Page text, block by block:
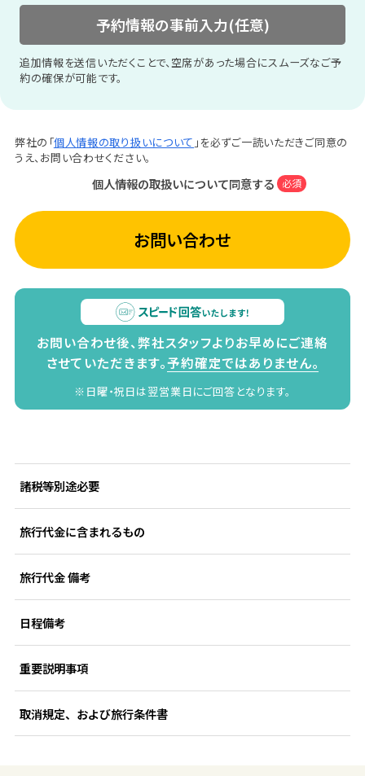
予約情報の事前入力(任意)
追加情報を送信いただくことで、空席があった場合にスムーズなご予
約の確保が可能です。
弊社の「個人情報の取り扱いについて 」を必ずご一読いただきご同意の
うえ、お問い合わせください。
個人情報の取扱いについて同意する 必須
お問い合わせ
お問い合わせ後、弊社スタッフよりお早めにご連絡
させていただきます。予約確定ではありません。
※日曜・祝日は翌営業日にご回答となります。
諸税等別途必要
旅行代金に含まれるもの
旅行代金 備考
日程備考
重要説明事項
取消規定、および旅行条件書